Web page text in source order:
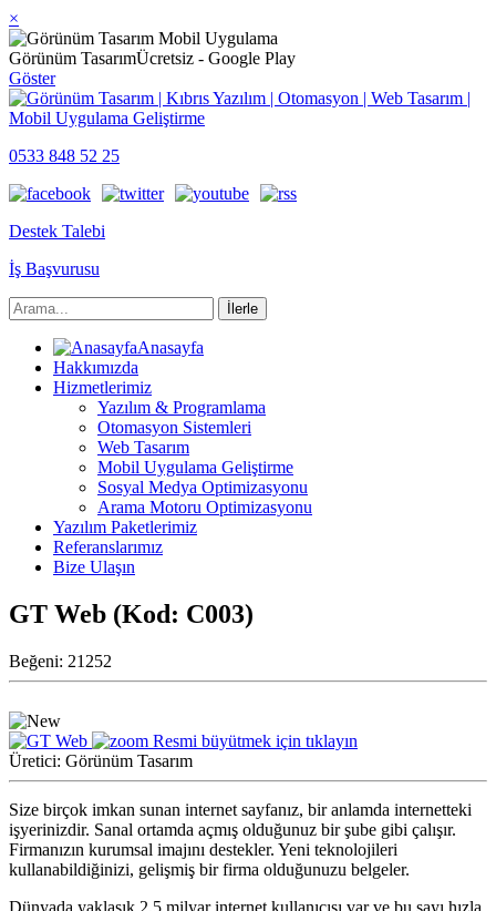
×
Görünüm TasarımÜcretsiz - Google Play
Göster
0533 848 52 25
Destek Talebi
İş Başvurusu
Anasayfa
Hakkımızda
Hizmetlerimiz
Yazılım & Programlama
Otomasyon Sistemleri
Web Tasarım
Mobil Uygulama Geliştirme
Sosyal Medya Optimizasyonu
Arama Motoru Optimizasyonu
Yazılım Paketlerimiz
Referanslarımız
Bize Ulaşın
GT Web (Kod: C003)
Beğeni: 21252
Resmi büyütmek için tıklayın
Üretici: Görünüm Tasarım
Size birçok imkan sunan internet sayfanız, bir anlamda internetteki
işyerinizdir. Sanal ortamda açmış olduğunuz bir şube gibi çalışır.
Firmanızın kurumsal imajını destekler. Yeni teknolojileri
kullanabildiğinizi, gelişmiş bir firma olduğunuzu belgeler.
Dünyada yaklaşık 2,5 milyar internet kullanıcısı var ve bu sayı hızla